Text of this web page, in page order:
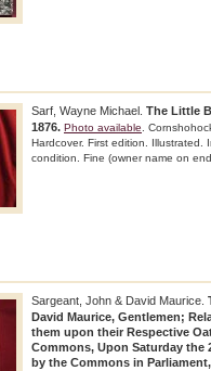
Sarf, Wayne Michael. The Little
1876. Photo available .
Hardcover. First edition. Illustrated.
condition. Fine (owner name on
Sargeant, John & David Maurice.
David Maurice, Gentlemen;
them upon their Respective
Commons, Upon Saturday the
by the Commons in